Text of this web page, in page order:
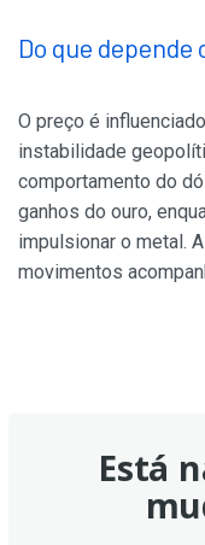
Do que depende
O preço é
instabilidade
comportamento do
ganhos do ouro,
impulsionar o metal.
movimentos
Está